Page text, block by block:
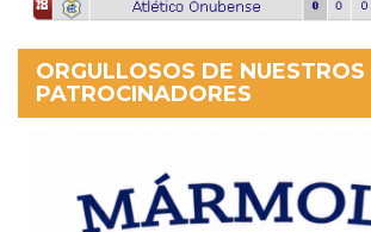
ORGULLOSOS DE NUESTROS
PATROCINADORES